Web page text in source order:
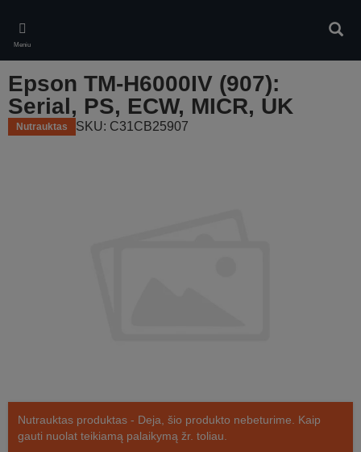
main
content
Meniu
Epson TM-H6000IV (907):
Serial, PS, ECW, MICR, UK
Nutrauktas SKU: C31CB25907
Nutrauktas produktas - Deja, šio produkto nebeturime. Kaip
gauti nuolat teikiamą palaikymą žr. toliau.